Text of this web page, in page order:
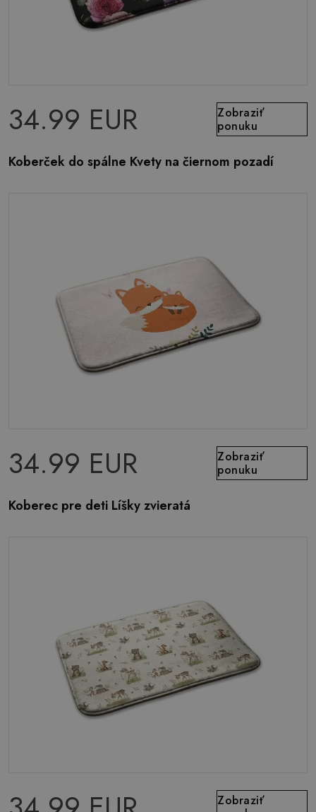
34.99 EUR
Zobraziť
ponuku
Koberček do spálne Kvety na čiernom pozadí
34.99 EUR
Zobraziť
ponuku
Koberec pre deti Líšky zvieratá
Zobraziť